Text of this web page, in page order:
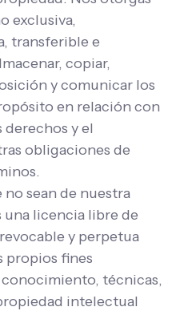
exclusiva,
transferible e
copiar,
y comunicar los
en relación con
y el
obligaciones de
no sean de nuestra
licencia libre de
y perpetua
propios fines
técnicas,
intelectual